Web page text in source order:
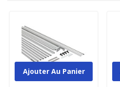
Ajouter Au Panier